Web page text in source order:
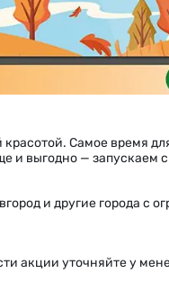
красотой. Самое время
и выгодно — запускаем
и другие города с
акции уточняйте у